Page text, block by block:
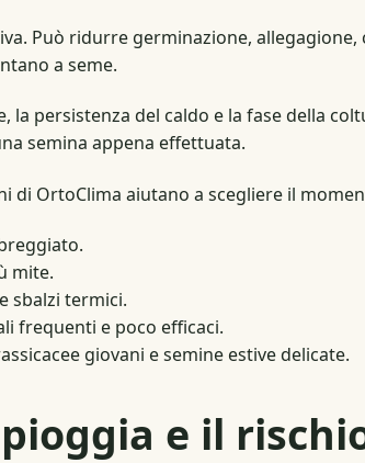
Può ridurre germinazione,
a seme.
persistenza del caldo e la fase della
semina appena effettuata.
di OrtoClima aiutano a scegliere il
mite.
sbalzi termici.
frequenti e poco efficaci.
giovani e semine estive delicate.
e il